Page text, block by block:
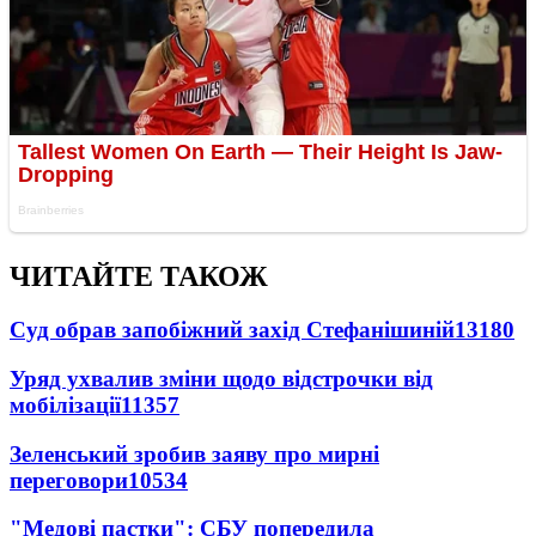
ЧИТАЙТЕ ТАКОЖ
Суд обрав запобіжний захід Стефанішиній13180
Уряд ухвалив зміни щодо відстрочки від
мобілізації11357
Зеленський зробив заяву про мирні
переговори10534
"Медові пастки": СБУ попередила